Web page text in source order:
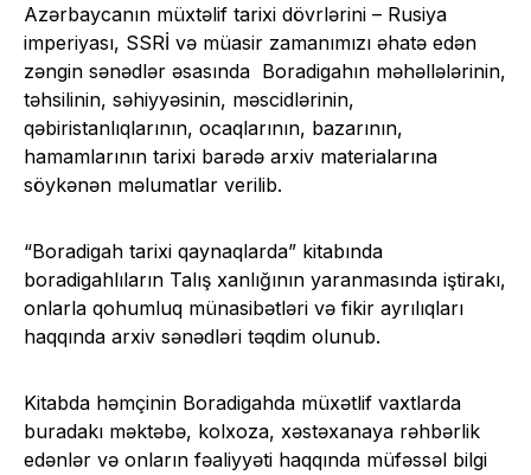
Azərbaycanın müxtəlif tarixi dövrlərini – Rusiya
imperiyası, SSRİ və müasir zamanımızı əhatə edən
zəngin sənədlər əsasında Boradigahın məhəllələrinin,
təhsilinin, səhiyyəsinin, məscidlərinin,
qəbiristanlıqlarının, ocaqlarının, bazarının,
hamamlarının tarixi barədə arxiv materialarına
söykənən məlumatlar verilib.
“Boradigah tarixi qaynaqlarda” kitabında
boradigahlıların Talış xanlığının yaranmasında iştirakı,
onlarla qohumluq münasibətləri və fikir ayrılıqları
haqqında arxiv sənədləri təqdim olunub.
Kitabda həmçinin Boradigahda müxətlif vaxtlarda
buradakı məktəbə, kolxoza, xəstəxanaya rəhbərlik
edənlər və onların fəaliyyəti haqqında müfəssəl bilgi